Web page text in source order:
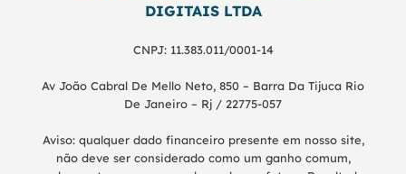
DIGITAIS LTDA
CNPJ: 11.383.011/0001-14
Av João Cabral De Mello Neto, 850 – Barra Da Tijuca Rio
De Janeiro – Rj / 22775-057
Aviso: qualquer dado financeiro presente em nosso site,
não deve ser considerado como um ganho comum,